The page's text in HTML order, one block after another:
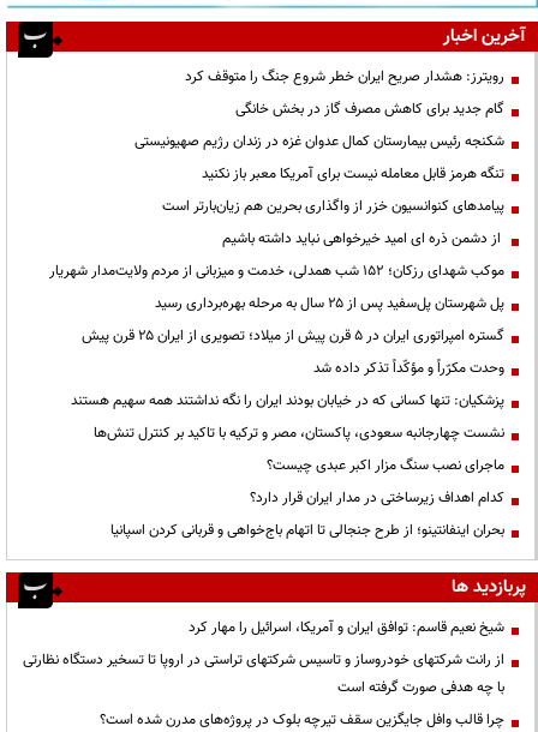
آخرین اخبار
رویترز: هشدار صریح ایران خطر شروع جنگ را متوقف کرد
گام جدید برای کاهش مصرف گاز در بخش خانگی
شکنجه رئیس بیمارستان کمال عدوان غزه در زندان رژیم صهیونیستی
تنگه هرمز قابل معامله نیست برای آمریکا معبر باز نکنید
پیامدهای کنوانسیون خزر از واگذاری بحرین هم زیان‌بارتر است
از دشمن ذره ای امید خیرخواهی نباید داشته باشیم
موکب شهدای رزکان؛ ۱۵۲ شب همدلی، خدمت و میزبانی از مردم ولایت‌مدار شهریار
پل شهرستان پل‌سفید پس از ۲۵ سال به مرحله بهره‌برداری رسید
گستره امپراتوری ایران در ۵ قرن پیش از میلاد؛ تصویری از ایران ۲۵ قرن پیش
وحدت مکرّراً و مؤکّداً تذکر داده شد
پزشکیان: تنها کسانی که در خیابان بودند ایران را نگه نداشتند همه سهیم هستند
نشست چهارجانبه سعودی، پاکستان، مصر و ترکیه با تاکید بر کنترل تنش‌ها
ماجرای نصب سنگ مزار اکبر عبدی چیست؟
کدام اهداف زیرساختی در مدار ایران قرار دارد؟
بحران اینفانتینو؛ از طرح جنجالی تا اتهام باج‌خواهی و قربانی کردن اسپانیا
پربازدید ها
شیخ نعیم قاسم: توافق ایران و آمریکا، اسرائیل را مهار کرد
از رانت‌ شرکتهای خودروساز و تاسیس شرکتهای تراستی در اروپا تا تسخیر دستگاه نظارتی
با چه هدفی صورت گرفته است
چرا قالب وافل جایگزین سقف تیرچه بلوک در پروژه‌های مدرن شده است؟